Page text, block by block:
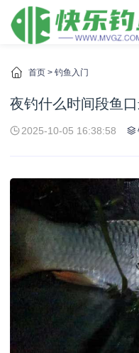
首页 > 钓鱼入门
夜钓什么时间段鱼口
2025-10-05 16:38:58